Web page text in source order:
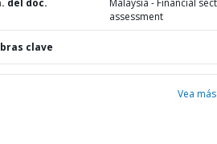
del doc.
Malaysia - Financial
assessment
clave
Vea más